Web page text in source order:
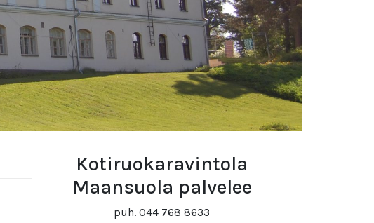
Kotiruokaravintola
Maansuola palvelee
puh. 044 768 8633